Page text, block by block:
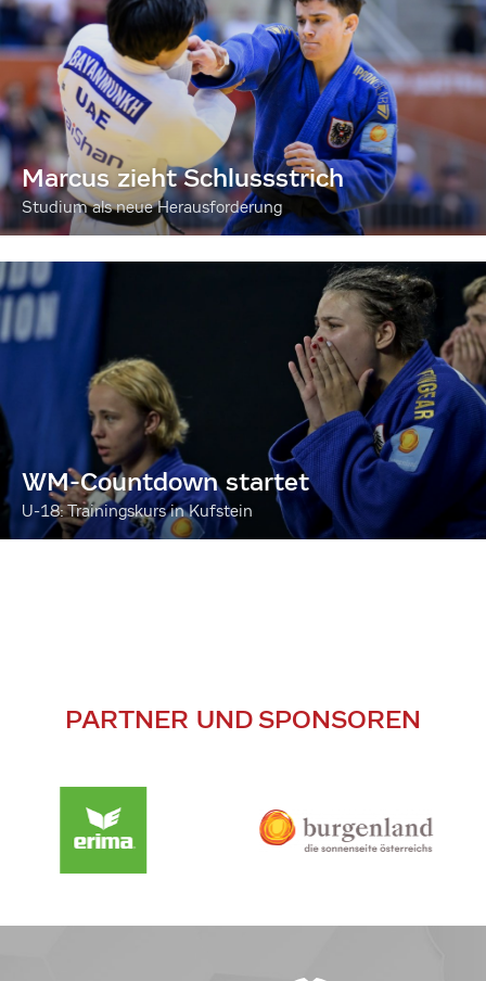
Marcus zieht Schlussstrich
Studium als neue Herausforderung
WM-Countdown startet
U-18: Trainingskurs in Kufstein
PARTNER UND SPONSOREN